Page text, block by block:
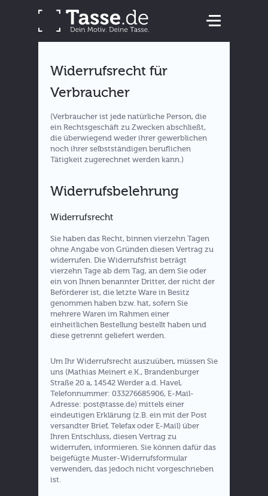
Widerrufsrecht für
Verbraucher
(Verbraucher ist jede natürliche Person, die
ein Rechtsgeschäft zu Zwecken abschließt,
die überwiegend weder ihrer gewerblichen
noch ihrer selbstständigen beruflichen
Tätigkeit zugerechnet werden kann.)
Widerrufsbelehrung
Widerrufsrecht
Sie haben das Recht, binnen vierzehn Tagen
ohne Angabe von Gründen diesen Vertrag zu
widerrufen. Die Widerrufsfrist beträgt
vierzehn Tage ab dem Tag, an dem Sie oder
ein von Ihnen benannter Dritter, der nicht der
Beförderer ist, die letzte Ware in Besitz
genommen haben bzw. hat, sofern Sie
mehrere Waren im Rahmen einer
einheitlichen Bestellung bestellt haben und
diese getrennt geliefert werden.
Um Ihr Widerrufsrecht auszuüben, müssen Sie
uns (Mathias Meinert e.K., Brandenburger
Straße 20 a, 14542 Werder a.d. Havel,
Telefonnummer: 033276685906, E-Mail-
Adresse: post@tasse.de) mittels einer
eindeutigen Erklärung (z.B. ein mit der Post
versandter Brief, Telefax oder E-Mail) über
Ihren Entschluss, diesen Vertrag zu
widerrufen, informieren. Sie können dafür das
beigefügte Muster-Widerrufsformular
verwenden, das jedoch nicht vorgeschrieben
ist.